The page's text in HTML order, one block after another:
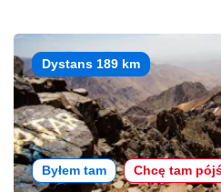
Dystans 189 km
Byłem tam Chcę tam